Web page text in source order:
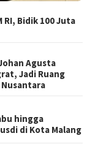
RI, Bidik 100 Juta
Agusta
Jadi Ruang
hingga
di Kota Malang